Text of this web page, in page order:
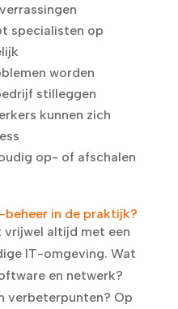
specialisten op
worden
stilleggen
kunnen zich
op- of afschalen
in de praktijk?
vrijwel altijd met een
IT-omgeving. Wat
en netwerk?
verbeterpunten? Op